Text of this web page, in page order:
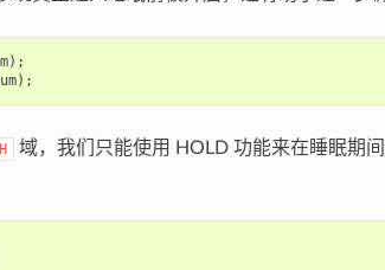
);
);
域，我们只能使用 HOLD 功能来在睡眠期